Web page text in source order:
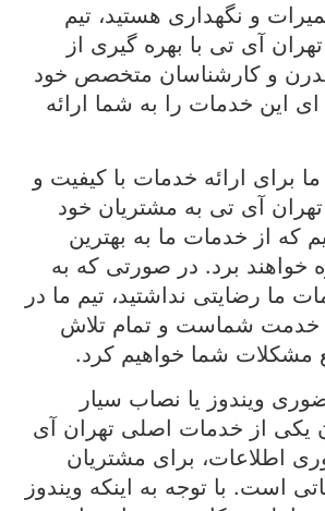
و نگهداری هستید، تیم
آی تی با بهره گیری از
و کارشناسان متخصص خود
این خدمات را به شما ارائه
برای ارائه خدمات با کیفیت و
آی تی به مشتریان خود
که از خدمات ما به بهترین
برد. در صورتی که به
ما رضایتی نداشتید، تیم ما در
خدمت شماست و تمام تلاش
مشکلات شما خواهیم کرد.
ویندوز یا نصاب سیار
یکی از خدمات اصلی تهران آی
اطلاعات، برای مشتریان
است. با توجه به اینکه ویندوز